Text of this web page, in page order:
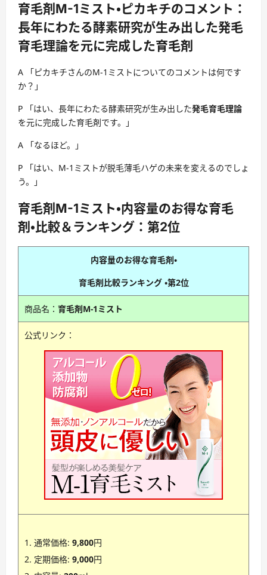
育毛剤M-1ミスト・ピカキチのコメント：
長年にわたる酵素研究が生み出した発毛
育毛理論を元に完成した育毛剤
A 「ピカキチさんのM-1ミストについてのコメントは何です
か？」
P 「はい、長年にわたる酵素研究が生み出した発毛育毛理論
を元に完成した育毛剤です。」
A 「なるほど。」
P 「はい、M-1ミストが脱毛薄毛ハゲの未来を変えるのでしょ
う。」
育毛剤M-1ミスト・内容量のお得な育毛
剤・比較＆ランキング：第2位
内容量のお得な育毛剤・
育毛剤比較ランキング ・第2位
商品名： 育毛剤M-1ミスト
公式リンク：
通常価格: 9,800円
定期価格: 9,000円